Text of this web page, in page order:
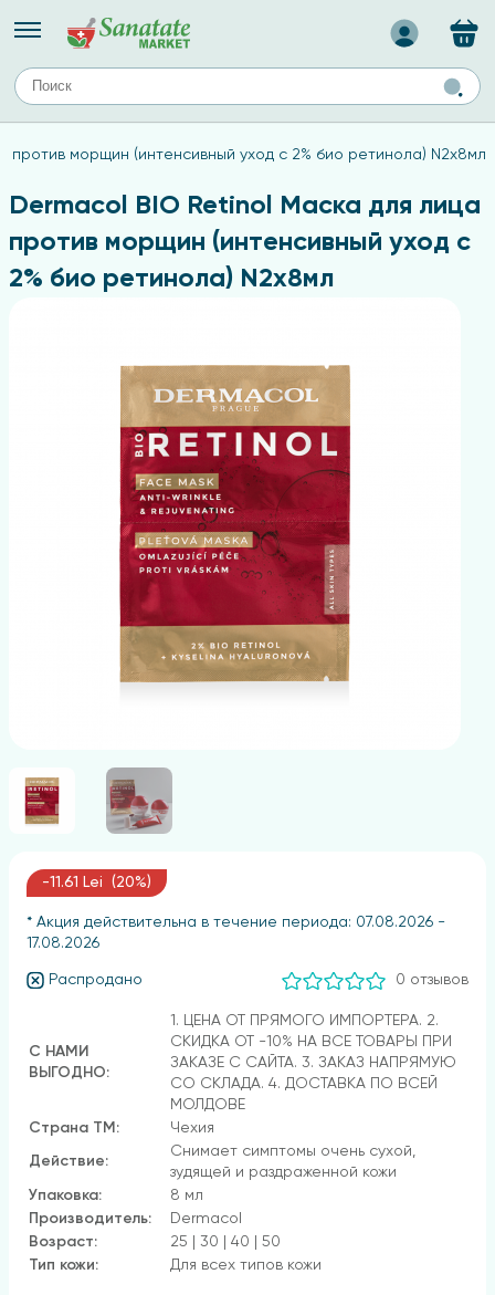
лица
Назад
ТИПЫ КОЖИ
Средства для комбинированной кожи
Средства для проблемной кожи
Средства для жирной кожи
Средства для чувствительной кожи
морщин (интенсивный уход с 2% био ретинола) N2х8мл
Dermacol BIO Retinol Маска для лица
против морщин (интенсивный уход с
2% био ретинола) N2х8мл
-11.61 Lei (20%)
* Акция действительна в течение периода: 07.08.2026 -
17.08.2026
Распродано 0 отзывов
С НАМИ
ВЫГОДНО:
1. ЦЕНА ОТ ПРЯМОГО ИМПОРТЕРА. 2.
СКИДКА ОТ -10% НА ВСЕ ТОВАРЫ ПРИ
ЗАКАЗЕ С САЙТА. 3. ЗАКАЗ НАПРЯМУЮ
СО СКЛАДА. 4. ДОСТАВКА ПО ВСЕЙ
МОЛДОВЕ
Страна ТМ:
Чехия
Действие:
Снимает симптомы очень сухой,
зудящей и раздраженной кожи
Упаковка:
8 мл
Производитель:
Dermacol
Возраст:
25 | 30 | 40 | 50
Тип кожи:
Для всех типов кожи